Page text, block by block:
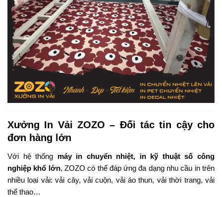
Xưởng In Vải ZOZO – Đối tác tin cậy cho
đơn hàng lớn
Với hệ thống máy in chuyển nhiệt, in kỹ thuật số công
nghiệp khổ lớn, ZOZO có thể đáp ứng đa dạng nhu cầu in trên
nhiều loại vải: vải cây, vải cuộn, vải áo thun, vải thời trang, vải
thể thao…